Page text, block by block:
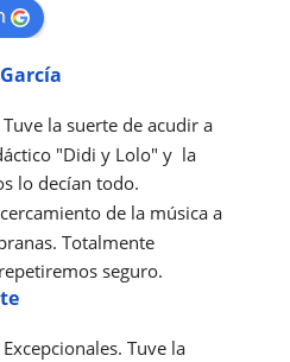
Tuve la suerte de acudir a
"Didi y Lolo" y  la
lo decían todo.
de la música a
Totalmente
seguro.
Excepcionales. Tuve la